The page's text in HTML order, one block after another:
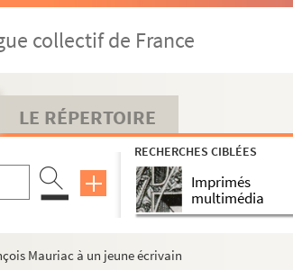
collectif de France
LE RÉPERTOIRE
RECHERCHES CIBLÉES
Imprimés
multimédia
Mauriac à un jeune écrivain
pour la reine mère...[Anne d'Autriche] ».
« Constitution de rente et reçus ».
de Noblesse ».
pour la place de Capitaine ».
Henri Sabourin.
Marie de Gourgue : « Lettres auquelles j'ai
de Bordeaux, Joseph-Marie de Gourgue.